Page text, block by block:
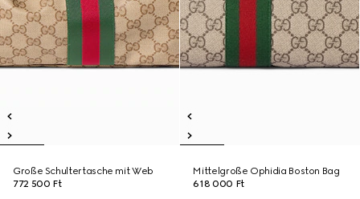
Große Schultertasche mit Web
772 500 Ft
Mittelgroße Ophidia Boston Bag
618 000 Ft